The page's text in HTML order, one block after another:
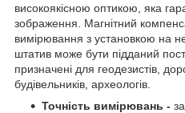
високоякісною оптикою, яка
зображення. Магнітний
вимірювання з установкою на
штатив може бути підданий
призначені для геодезистів,
будівельників, археологів.
Точність вимірювань -